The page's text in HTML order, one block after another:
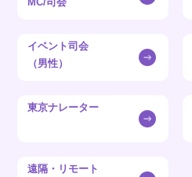
イベント司会
（男性）
東京ナレーター
遠隔・リモート